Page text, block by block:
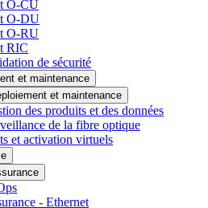
O-CU
O-DU
O-RU
RIC
de sécurité
et maintenance
et maintenance
des produits et des données
de la fibre optique
et activation virtuels
- Ethernet